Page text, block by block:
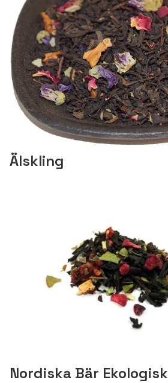
Älskling
Nordiska Bär Ekologisk